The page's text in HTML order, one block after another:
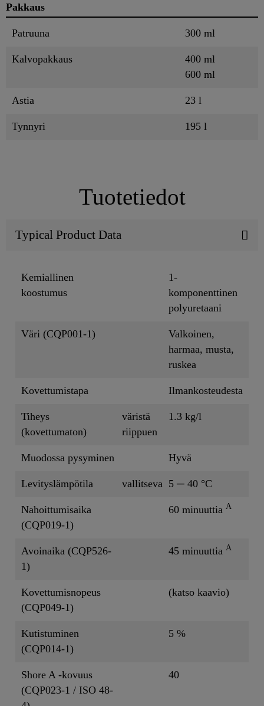
Pakkaus
Patruuna 300 ml
Kalvopakkaus
400 ml
600 ml
Astia 23 l
Tynnyri 195 l
Tuotetiedot
Typical Product Data
Kemiallinen
koostumus
1-
komponenttinen
polyuretaani
Väri (CQP001-1)
Valkoinen,
harmaa, musta,
ruskea
Kovettumistapa Ilmankosteudesta
Tiheys
(kovettumaton)
väristä
riippuen
1.3 kg/l
Muodossa pysyminen Hyvä
Levityslämpötila vallitseva 5 ─ 40 °C
Nahoittumisaika
(CQP019-1)
60 minuuttia A
Avoinaika (CQP526-
1)
45 minuuttia A
Kovettumisnopeus
(CQP049-1)
(katso kaavio)
Kutistuminen
(CQP014-1)
5 %
Shore A -kovuus
(CQP023-1 / ISO 48-
40